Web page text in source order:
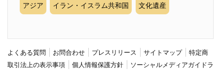
アジア イラン・イスラム共和国 文化遺産
よくある質問 お問合わせ プレスリリース サイトマップ
特定商
取引法上の表示事項
個人情報保護方針
ソーシャルメディアガイドラ